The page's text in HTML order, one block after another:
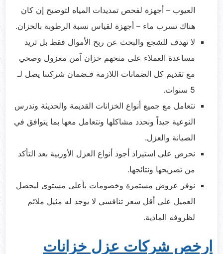
العيوب – أجهزة لفحص تمديدات المياه لتوضيح إن كان
هناك تسرب ماء – أجهزة لقياس نسبة الرطوبة بالخزان.
لا تهدف للشجع والبحث عن ربح الأموال فقط بل تريد
مساعدة العملاء على منحهم خزان آمن معزول وصحي
مع تقديم كل الضمانات اللازمة فـضمان شركتنا يصل لـ
5 سنوات.
نتعامل مع جميع أنواع الخزانات القديمة والحديثة وندرس
النوعية جيداً ونحدد مشاكلها ونتعامل معها بما يتوافق في
الصيانة والعزل.
نحرص على استيراد أجود أنواع العزل الأوربية بعد التأكد
من تصريحها ونتائجها.
نوفر عروض مستمرة وخصومات بأعلى مستوى ليحصل
العميل على أقل سعر تنافسي لا يوجد له مثيل ملائم
لظروفه المادية.
ارخص شركات عزل خزانات